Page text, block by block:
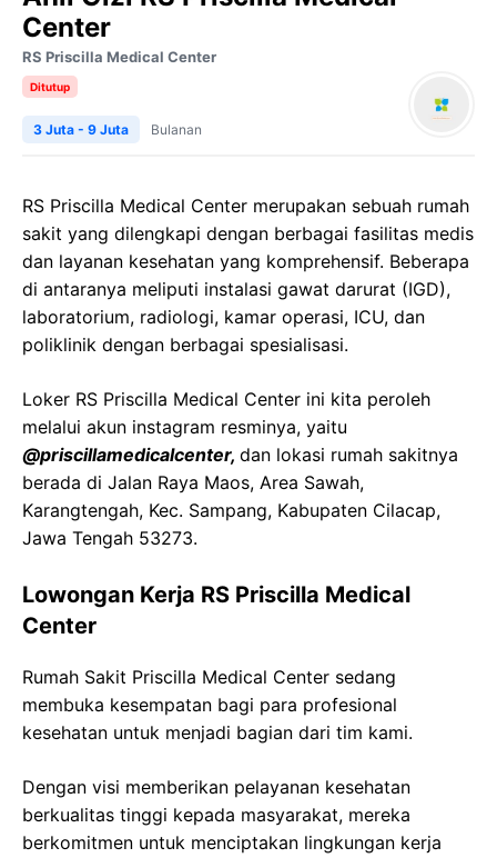
Center
RS Priscilla Medical Center
Ditutup
3 Juta - 9 Juta Bulanan
RS Priscilla Medical Center merupakan sebuah rumah
sakit yang dilengkapi dengan berbagai fasilitas medis
dan layanan kesehatan yang komprehensif. Beberapa
di antaranya meliputi instalasi gawat darurat (IGD),
laboratorium, radiologi, kamar operasi, ICU, dan
poliklinik dengan berbagai spesialisasi.
Loker RS Priscilla Medical Center ini kita peroleh
melalui akun instagram resminya, yaitu
@priscillamedicalcenter, dan lokasi rumah sakitnya
berada di Jalan Raya Maos, Area Sawah,
Karangtengah, Kec. Sampang, Kabupaten Cilacap,
Jawa Tengah 53273.
Lowongan Kerja RS Priscilla Medical
Center
Rumah Sakit Priscilla Medical Center sedang
membuka kesempatan bagi para profesional
kesehatan untuk menjadi bagian dari tim kami.
Dengan visi memberikan pelayanan kesehatan
berkualitas tinggi kepada masyarakat, mereka
berkomitmen untuk menciptakan lingkungan kerja